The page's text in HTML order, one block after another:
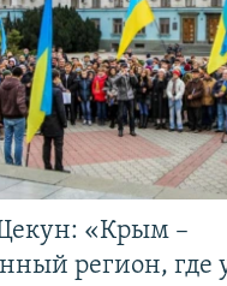
«Крым –
регион, где